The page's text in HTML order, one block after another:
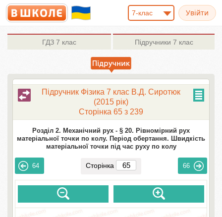
7-клас
ГДЗ 7 клас Підручники 7 клас
Підручник Фізика 7 клас В.Д. Сиротюк
(2015 рік)
Сторінка 65 з 239
Розділ 2. Механічний рух - § 20. Рівномірний рух
матеріальної точки по колу. Період обертання. Швидкість
матеріальної точки під час руху по колу
64 Сторінка 66